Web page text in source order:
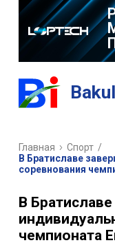
Главная Спорт /
В Братиславе
соревнования
В
чемпионата